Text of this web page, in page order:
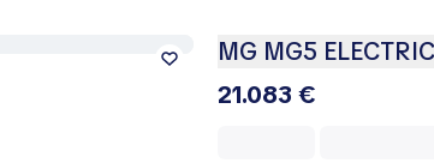
MG MG5
21.083 €